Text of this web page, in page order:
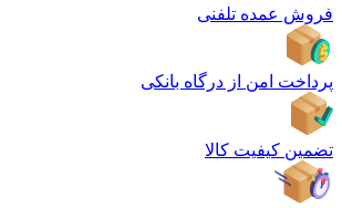
فروش عمده تلفنی
پرداخت امن از درگاه بانکی
تضمین کیفیت کالا